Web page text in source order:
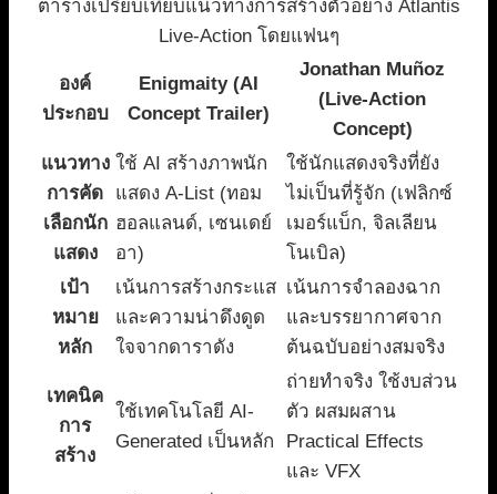
ตารางเปรียบเทียบแนวทางการสร้างตัวอย่าง Atlantis
Live-Action โดยแฟนๆ
องค์
ประกอบ
Enigmaity (AI
Concept Trailer)
Jonathan Muñoz
(Live-Action
Concept)
แนวทาง
การคัด
เลือกนัก
แสดง
ใช้ AI สร้างภาพนัก
แสดง A-List (ทอม
ฮอลแลนด์, เซนเดย์
อา)
ใช้นักแสดงจริงที่ยัง
ไม่เป็นที่รู้จัก (เฟลิกซ์
เมอร์แบ็ก, จิลเลียน
โนเบิล)
เป้า
หมาย
หลัก
เน้นการสร้างกระแส
และความน่าดึงดูด
ใจจากดาราดัง
เน้นการจำลองฉาก
และบรรยากาศจาก
ต้นฉบับอย่างสมจริง
เทคนิค
การ
สร้าง
ใช้เทคโนโลยี AI-
Generated เป็นหลัก
ถ่ายทำจริง ใช้งบส่วน
ตัว ผสมผสาน
Practical Effects
และ VFX